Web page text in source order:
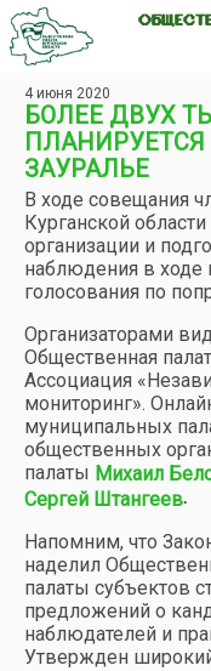
4 июня 2020
БОЛЕЕ ДВУХ
ПЛАНИРУЕТСЯ
ЗАУРАЛЬЕ
В ходе совещания
Курганской
организации и
наблюдения в ходе
голосования по
Организаторами
Общественная
Ассоциация
мониторинг».
муниципальных
общественных
палаты Михаил
Сергей Штангеев.
Напомним, что
наделил
палаты субъектов
предложений о
наблюдателей и
Утвержден